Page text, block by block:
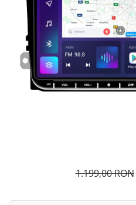
Navigatii Fiat
Navigatii Nissan
Navigatii Citroen
Navigatii Suzuki
Navigatii Mitsubishi
Navigatii Smart1.199,00 RON